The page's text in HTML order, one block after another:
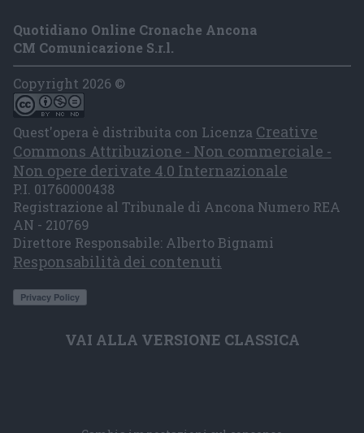
Quotidiano Online Cronache Ancona
CM Comunicazione S.r.l.
Copyright 2026 ©
Quest'opera è distribuita con Licenza Creative
Commons Attribuzione - Non commerciale -
Non opere derivate 4.0 Internazionale
P.I. 01760000438
Registrazione al Tribunale di Ancona Numero REA
AN - 210769
Direttore Responsabile: Alberto Bignami
Responsabilità dei contenuti
VAI ALLA VERSIONE CLASSICA